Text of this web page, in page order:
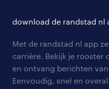
tarieven
personeel gezocht
aanmelden nieuwsbrief
solliciteren
blogs en artikelen
salarischecker
onze vestigingen
pers
download de randstad nl
Met de randstad nl app
carrière. Bekijk je rooster
en ontvang berichten
Eenvoudig, snel en overal.